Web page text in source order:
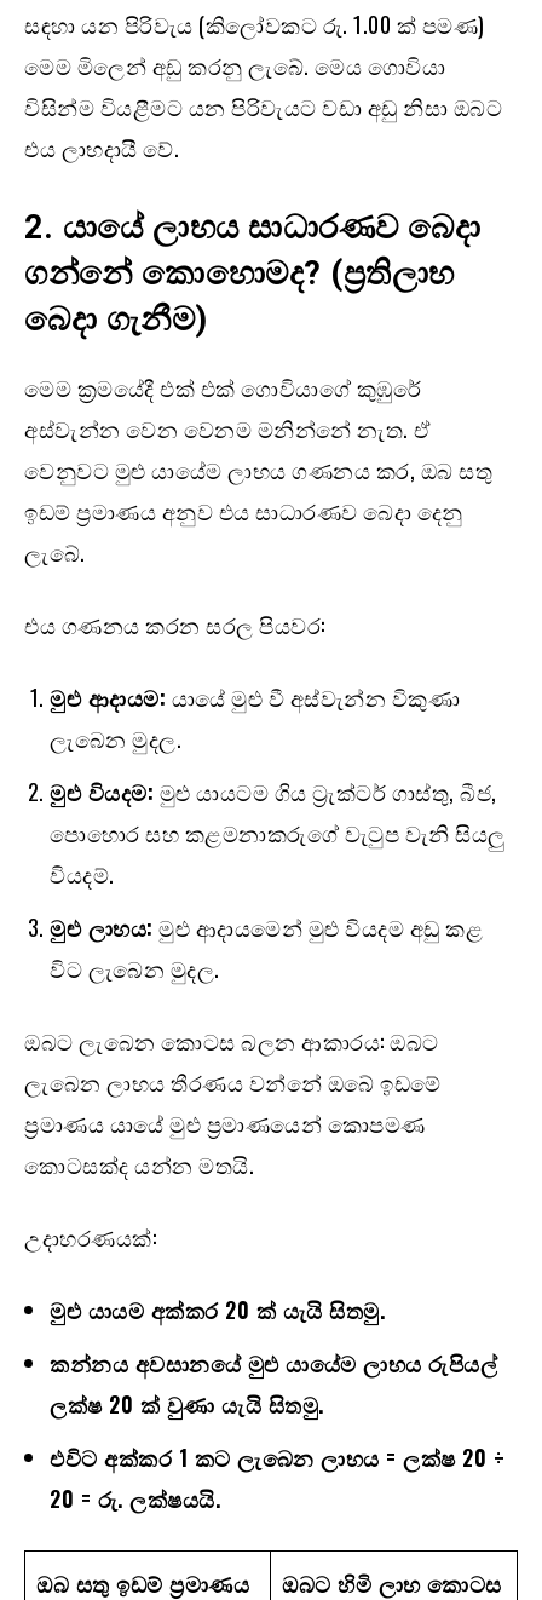
සඳහා යන පිරිවැය (කිලෝවකට රු. 1.00 ක් පමණ)
මෙම මිලෙන් අඩු කරනු ලැබේ. මෙය ගොවියා
විසින්ම වියළීමට යන පිරිවැයට වඩා අඩු නිසා ඔබට
එය ලාභදායී වේ.
2. යායේ ලාභය සාධාරණව බෙදා
ගන්නේ කොහොමද? (ප්‍රතිලාභ
බෙදා ගැනීම)
මෙම ක්‍රමයේදී එක් එක් ගොවියාගේ කුඹුරේ
අස්වැන්න වෙන වෙනම මනින්නේ නැත. ඒ
වෙනුවට මුළු යායේම ලාභය ගණනය කර, ඔබ සතු
ඉඩම් ප්‍රමාණය අනුව එය සාධාරණව බෙදා දෙනු
ලැබේ.
එය ගණනය කරන සරල පියවර:
මුළු ආදායම: යායේ මුළු වී අස්වැන්න විකුණා
ලැබෙන මුදල.
මුළු වියදම: මුළු යායටම ගිය ට්‍රැක්ටර් ගාස්තු, බීජ,
පොහොර සහ කළමනාකරුගේ වැටුප වැනි සියලු
වියදම්.
මුළු ලාභය: මුළු ආදායමෙන් මුළු වියදම අඩු කළ
විට ලැබෙන මුදල.
ඔබට ලැබෙන කොටස බලන ආකාරය: ඔබට
ලැබෙන ලාභය තීරණය වන්නේ ඔබේ ඉඩමේ
ප්‍රමාණය යායේ මුළු ප්‍රමාණයෙන් කොපමණ
කොටසක්ද යන්න මතයි.
උදාහරණයක්:
මුළු යායම අක්කර 20 ක් යැයි සිතමු.
කන්නය අවසානයේ මුළු යායේම ලාභය රුපියල්
ලක්ෂ 20 ක් වුණා යැයි සිතමු.
එවිට අක්කර 1 කට ලැබෙන ලාභය = ලක්ෂ 20 ÷
20 = රු. ලක්ෂයයි.
ඔබ සතු ඉඩම් ප්‍රමාණය ඔබට හිමි ලාභ කොටස